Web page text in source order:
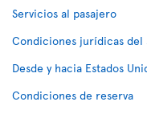
Servicios al pasajero
Condiciones jurídicas del
Desde y hacia Estados
Condiciones de reserva